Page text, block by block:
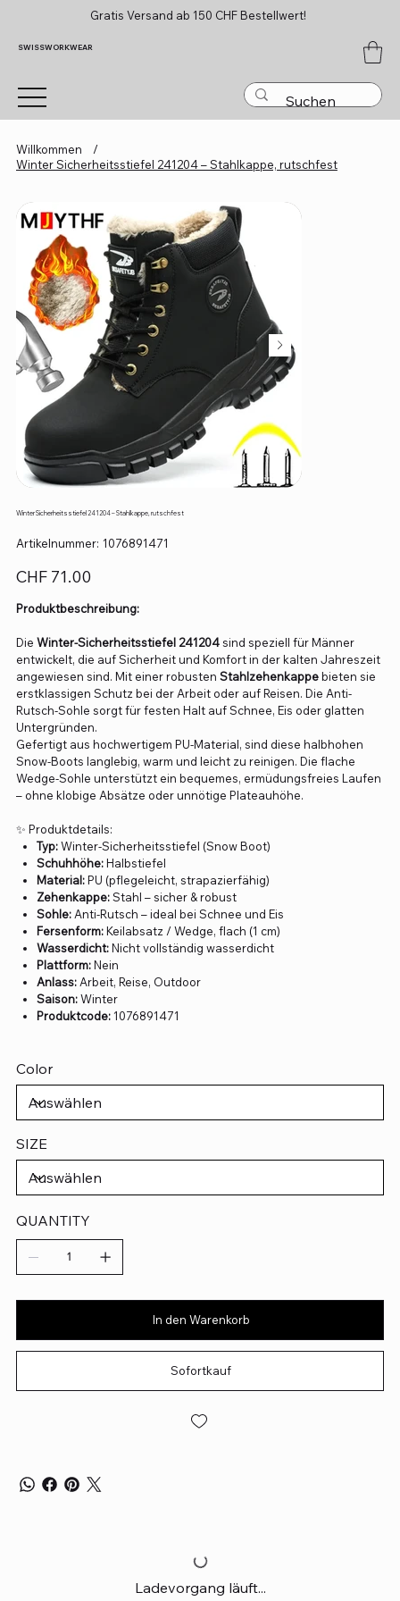
Gratis Versand ab 150 CHF Bestellwert!
SWISSWORKWEAR
Willkommen
/
Winter Sicherheitsstiefel 241204 – Stahlkappe, rutschfest
Winter Sicherheitsstiefel 241204 – Stahlkappe, rutschfest
Artikelnummer: Artikelnummer:
1076891471
1076891471
Preis
CHF 71.00
Produktbeschreibung:
Die Winter-Sicherheitsstiefel 241204sind speziell für Männer
entwickelt, die auf Sicherheit und Komfort in der kalten Jahreszeit
angewiesen sind. Mit einer robusten Stahlzehenkappebieten sie
erstklassigen Schutz bei der Arbeit oder auf Reisen. Die Anti-
Rutsch-Sohle sorgt für festen Halt auf Schnee, Eis oder glatten
Untergründen.
Gefertigt aus hochwertigem PU-Material, sind diese halbhohen
Snow-Boots langlebig, warm und leicht zu reinigen. Die flache
Wedge-Sohle unterstützt ein bequemes, ermüdungsfreies Laufen
– ohne klobige Absätze oder unnötige Plateauhöhe.
✨ Produktdetails:
Typ:Winter-Sicherheitsstiefel (Snow Boot)
Schuhhöhe:Halbstiefel
Material:PU (pflegeleicht, strapazierfähig)
Zehenkappe:Stahl – sicher & robust
Sohle: Anti-Rutsch – ideal bei Schnee und Eis
Fersenform:Keilabsatz / Wedge, flach (1 cm)
Wasserdicht:Nicht vollständig wasserdicht
Plattform:Nein
Anlass: Arbeit, Reise, Outdoor
Saison:Winter
Produktcode:1076891471
Color
SIZE
QUANTITY
In den Warenkorb
Sofortkauf
Ladevorgang läuft...